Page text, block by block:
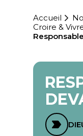
Accueil
Croire &